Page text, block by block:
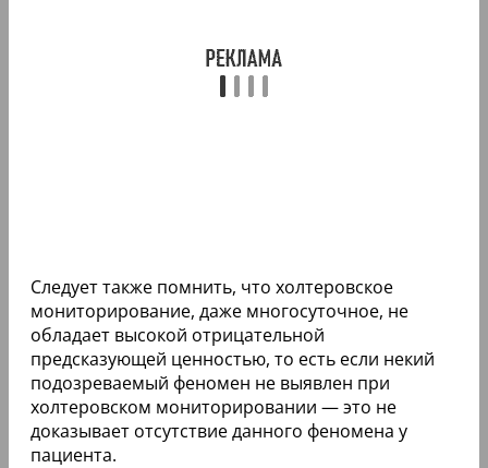
Следует также помнить, что холтеровское
мониторирование, даже многосуточное, не
обладает высокой отрицательной
предсказующей ценностью, то есть если некий
подозреваемый феномен не выявлен при
холтеровском мониторировании — это не
доказывает отсутствие данного феномена у
пациента.